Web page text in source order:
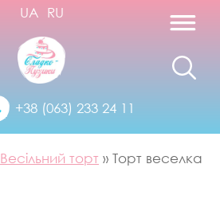
+38 (063) 233 24 11
UA RU
Весільний торт » Торт веселка